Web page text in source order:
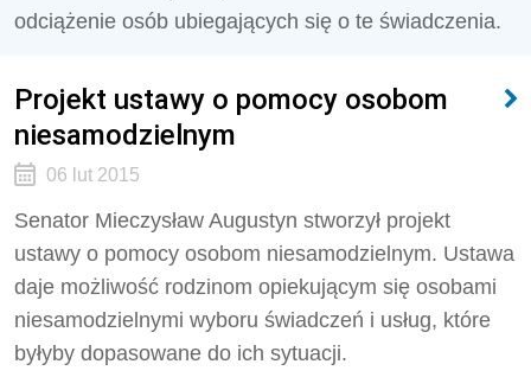
odciążenie osób ubiegających się o te świadczenia.
Projekt ustawy o pomocy osobom
niesamodzielnym
06 lut 2015
Senator Mieczysław Augustyn stworzył projekt
ustawy o pomocy osobom niesamodzielnym. Ustawa
daje możliwość rodzinom opiekującym się osobami
niesamodzielnymi wyboru świadczeń i usług, które
byłyby dopasowane do ich sytuacji.